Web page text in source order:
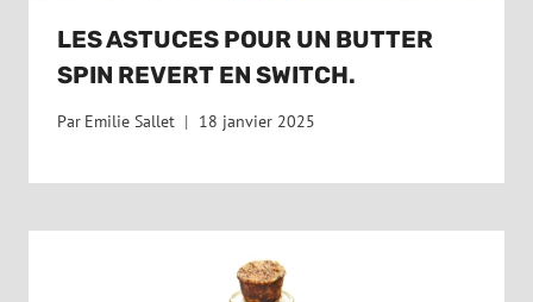
LES ASTUCES POUR UN BUTTER
SPIN REVERT EN SWITCH.
Par Emilie Sallet 18 janvier 2025